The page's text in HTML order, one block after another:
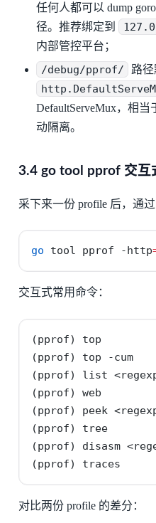
任何人都可以 dump
径。推荐绑定到
内部管控平台；
/debug/pprof/ 路径
DefaultServeMux，相
动隔离。
3.4 go tool pprof 交互
采下来一份 profile 后，通过
go tool pprof -http
交互式常用命令：
(pprof) top
(pprof) top -cum
(pprof) list
(pprof) web
(pprof) peek
(pprof) tree
(pprof) disasm
(pprof) traces
对比两份 profile 的差分：